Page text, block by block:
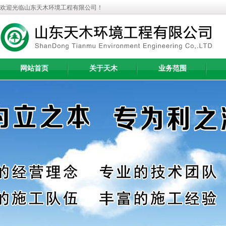
欢迎光临山东天木环境工程有限公司！
网站首页 关于天木 业务范围